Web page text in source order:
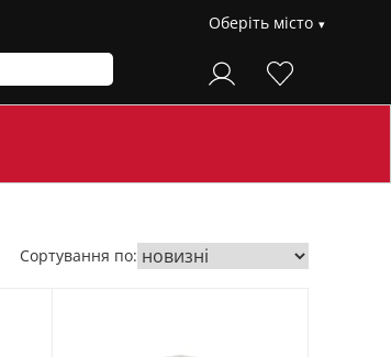
Оберіть місто
Сортування по: